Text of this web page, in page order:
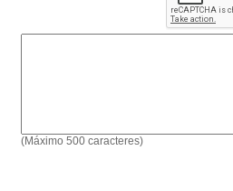
(Máximo 500 caracteres)